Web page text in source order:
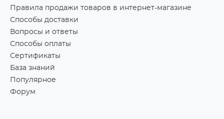
Правила продажи товаров в интернет-магазине
Способы доставки
Вопросы и ответы
Способы оплаты
Сертификаты
База знаний
Популярное
Форум